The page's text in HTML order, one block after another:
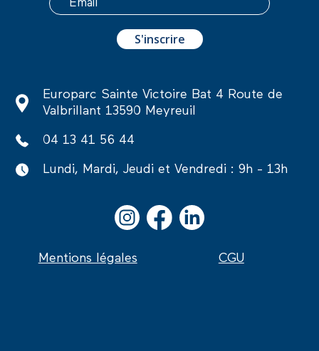
Europarc Sainte Victoire Bat 4 Route de
Valbrillant 13590 Meyreuil
04 13 41 56 44
Lundi, Mardi, Jeudi et Vendredi : 9h - 13h
Mentions légales CGU